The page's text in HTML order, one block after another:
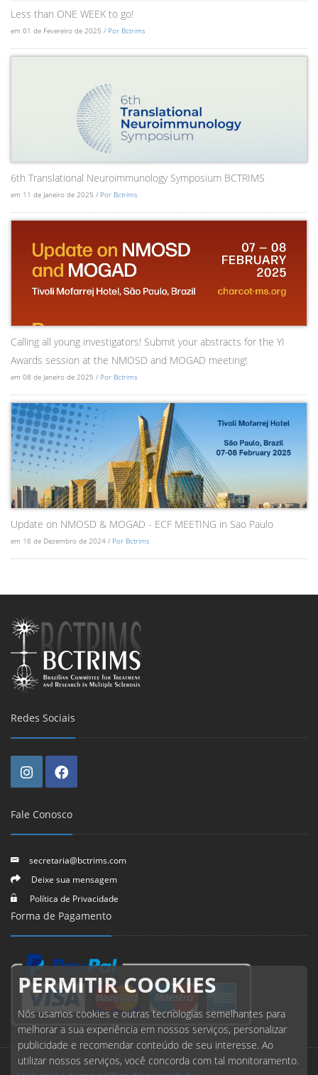
Less than ONE WEEK to go!
em 01 de Fevereiro de 2025 / Por Bctrims
6th Translational Neuroimmunology Symposium BCTRIMS
em 11 de Janeiro de 2025 / Por Bctrims
Calling all young investigators! Submit your abstracts for the YI
Awards session at the NMOSD and MOGAD meeting!
em 08 de Janeiro de 2025 / Por Bctrims
Update on NMOSD & MOGAD - ECF MEETING in Sao Paulo
em 16 de Dezembro de 2024 / Por Bctrims
Redes Sociais
Fale Conosco
secretaria@bctrims.com
Deixe sua mensagem
Política de Privacidade
Forma de Pagamento
PERMITIR COOKIES
Nós usamos cookies e outras tecnologias semelhantes para
melhorar a sua experiência em nossos serviços, personalizar
publicidade e recomendar conteúdo de seu interesse. Ao
utilizar nossos serviços, você concorda com tal monitoramento.